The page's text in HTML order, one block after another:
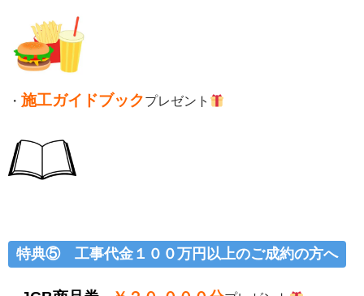
・ 施工ガイドブックプレゼント
特典⑤ 工事代金１００万円以上のご成約の方へ